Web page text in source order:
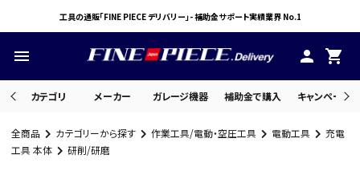
工具の通販「FINE PIECE デリバリー」- 補助金サポート実績業界 No.1
menu person shopping_cart
カテゴリ メーカー ガレージ機器 補助金で購入 キャンペーン
全商品 カテゴリーから探す 作業工具/電動・空圧工具 電動工具
充電
工具 本体
研削/研磨